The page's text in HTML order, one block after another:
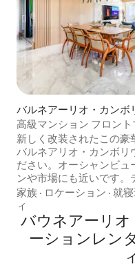
バルネアーリオ・カンボ
ンション・アパート
高級マンション フロント
ーム 3スイート
新しく改装されたこの豪
バルネアリオ・カンボリ
ださい。オーシャンビュ
ンや市場にも近いです。
チ2台と55インチ1台）を
ートがあり、そのうち1
ベッドとオーシャンビュ
す。LG 75インチテレビ
ルームと、Mini LED
テレビとSonosホームシ
家族 · ロケーション · 就
ィ
バウネアーリ
ーションレン